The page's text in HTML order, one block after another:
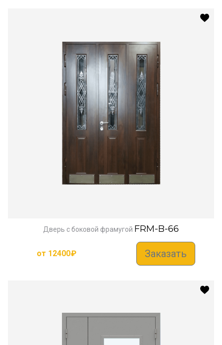
Дверь с боковой фрамугой FRM-B-66
от 12400₽ Заказать